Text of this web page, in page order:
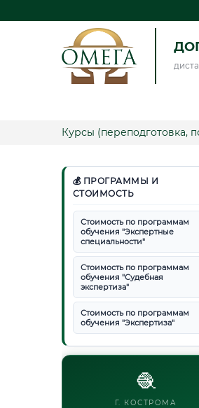
Курсы (переподготовка,
💰 ПРОГРАММЫ И
СТОИМОСТЬ
Стоимость по программам
обучения "Экспертные
специальности"
Стоимость по программам
обучения "Судебная
экспертиза"
Стоимость по программам
обучения "Экспертиза"
🧶
Г. КОСТРОМА